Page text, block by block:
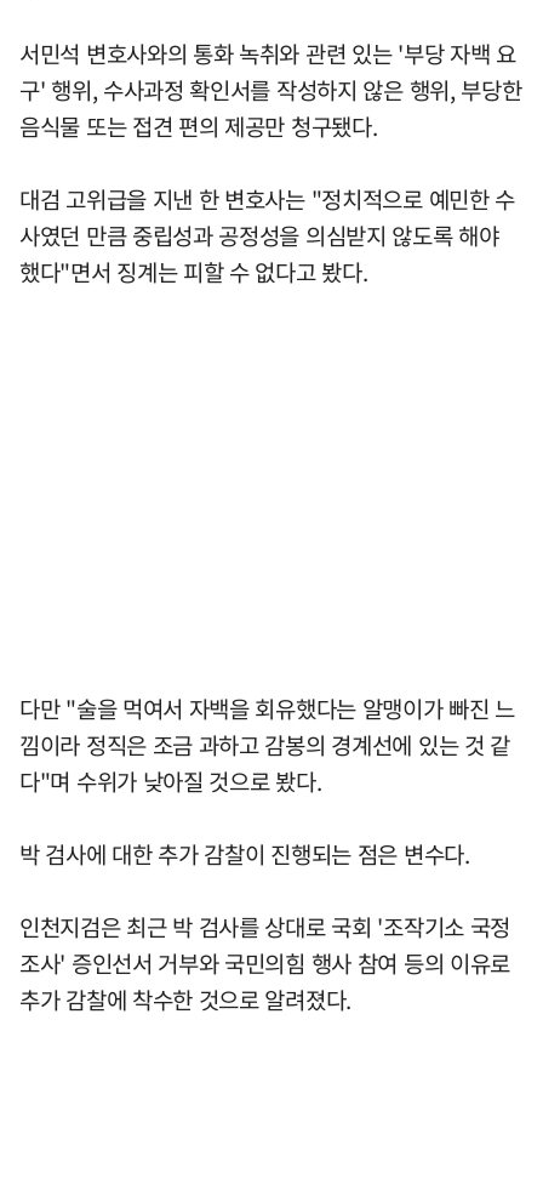
서민석 변호사와의 통화 녹취와 관련 있는 '부당 자백 요
구' 행위, 수사과정 확인서를 작성하지 않은 행위, 부당한
음식물 또는 접견 편의 제공만 청구됐다.
대검 고위급을 지낸 한 변호사는 "정치적으로 예민한 수
사였던 만큼 중립성과 공정성을 의심받지 않도록 해야
했다"면서 징계는 피할 수 없다고 봤다.
다만 "술을 먹여서 자백을 회유했다는 알맹이가 빠진 느
낌이라 정직은 조금 과하고 감봉의 경계선에 있는 것 같
다"며 수위가 낮아질 것으로 봤다.
박 검사에 대한 추가 감찰이 진행되는 점은 변수다.
인천지검은 최근 박 검사를 상대로 국회 '조작기소 국정
조사' 증인선서 거부와 국민의힘 행사 참여 등의 이유로
추가 감찰에 착수한 것으로 알려졌다.